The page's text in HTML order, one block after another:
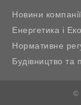
Новини компанії
Енергетика і
Нормативне
Будівництво та
©